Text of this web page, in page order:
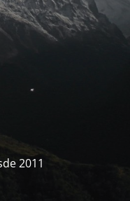
2011